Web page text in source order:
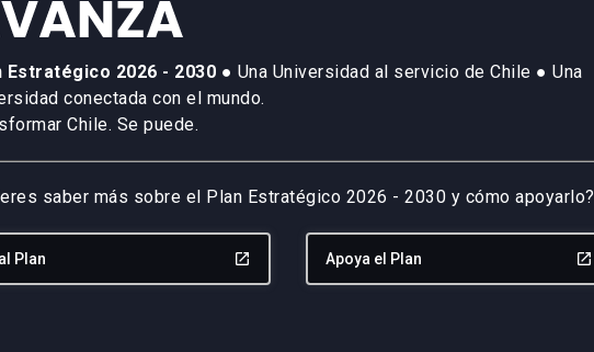
Estratégico 2026 - 2030 ● Una Universidad al servicio de Chile ● Una
conectada con el mundo.
Chile. Se puede.
saber más sobre el Plan Estratégico 2026 - 2030 y cómo apoyarlo?
Plan launch Apoya el Plan launch